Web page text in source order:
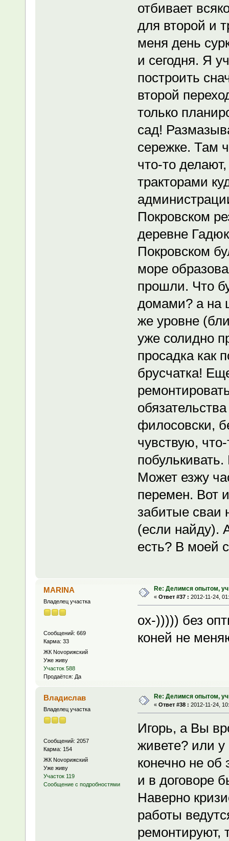
отбивает
для второй и
меня день
и сегодня. Я
построить
второй
только
сад!
сережке. Там
что-то
тракторами
Покровском
деревне
Покровском
море
прошли. Что
домами? а на
же уровне
уже солидно
просадка как
брусчатка!
филосовски,
чувствую,
Может езжу
перемен. Вот
забитые сваи
(если найду).
есть? В моей
MARINA
Владелец участка
Сообщений: 669
Карма: 33
ЖК Novoрижский
Уже живу
Участок 588
Продаётся: Да
Re: Делимся опытом,
« Ответ #37 : 2012-11-24,
ox-))))) без
коней не
Владислав
Владелец участка
Сообщений: 2057
Карма: 154
ЖК Novoрижский
Уже живу
Участок 119
Сообщение с подробностями
Re: Делимся опытом,
« Ответ #38 : 2012-11-24,
Игорь, а Вы
живете? или у
конечно не об
и в договоре
Наверно
работы
ремонтируют,